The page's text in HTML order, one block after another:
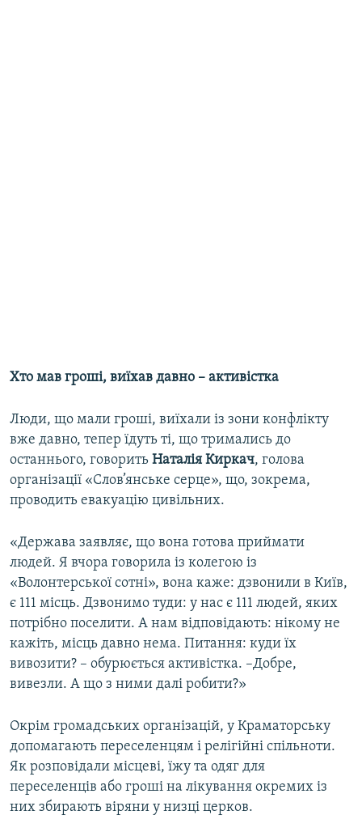
Хто мав гроші, виїхав давно – активістка
Люди, що мали гроші, виїхали із зони конфлікту
вже давно, тепер їдуть ті, що тримались до
останнього, говорить Наталія Киркач, голова
організації «Слов’янське серце», що, зокрема,
проводить евакуацію цивільних.
«Держава заявляє, що вона готова приймати
людей. Я вчора говорила із колегою із
«Волонтерської сотні», вона каже: дзвонили в Київ,
є 111 місць. Дзвонимо туди: у нас є 111 людей, яких
потрібно поселити. А нам відповідають: нікому не
кажіть, місць давно нема. Питання: куди їх
вивозити? – обурюється активістка. –Добре,
вивезли. А що з ними далі робити?»
Окрім громадських організацій, у Краматорську
допомагають переселенцям і релігійні спільноти.
Як розповідали місцеві, їжу та одяг для
переселенців або гроші на лікування окремих із
них збирають віряни у низці церков.